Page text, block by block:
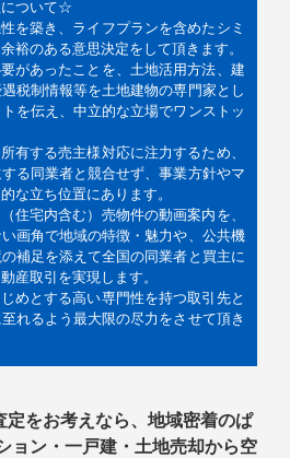
ついて☆
を築き、ライフプランを含めたシミ
裕のある意思決定をして頂きます。
があったことを、土地活用方法、建
税制情報等を土地建物の専門家とし
を伝え、中立的な立場でワンストッ
有する売主様対応に注力するため、
る同業者と競合せず、事業方針やマ
な立ち位置にあります。
住宅内含む）売物件の動画案内を、
画角で地域の特徴・魅力や、公共機
補足を添えて全国の同業者と買主に
産取引を実現します。
めとする高い専門性を持つ取引先と
れるよう最大限の尽力をさせて頂き
定をお考えなら、地域密着のぱ
ョン・一戸建・土地売却から空